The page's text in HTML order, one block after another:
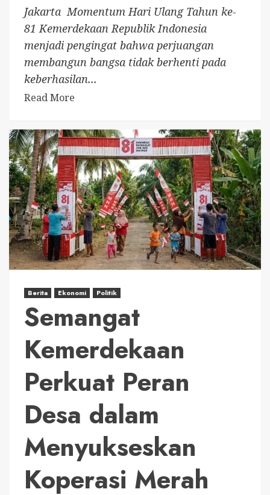
Jakarta  Momentum Hari Ulang Tahun ke-
81 Kemerdekaan Republik Indonesia
menjadi pengingat bahwa perjuangan
membangun bangsa tidak berhenti pada
keberhasilan...
Read More
Berita Ekonomi Politik
Semangat
Kemerdekaan
Perkuat Peran
Desa dalam
Menyukseskan
Koperasi Merah